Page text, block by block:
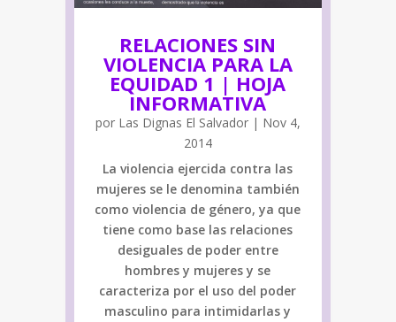
RELACIONES SIN
VIOLENCIA PARA LA
EQUIDAD 1 | HOJA
INFORMATIVA
por Las Dignas El Salvador| Nov 4,
2014
La violencia ejercida contra las
mujeres se le denomina también
como violencia de género, ya que
tiene como base las relaciones
desiguales de poder entre
hombres y mujeres y se
caracteriza por el uso del poder
masculino para intimidarlas y